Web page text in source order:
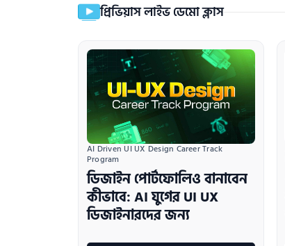
প্রিভিয়াস লাইভ ডেমো ক্লাস
AI Driven UI UX Design Career Track
Program
ডিজাইন পোর্টফোলিও বানাবেন
কীভাবে: AI যুগের UI UX
ডিজাইনারদের জন্য